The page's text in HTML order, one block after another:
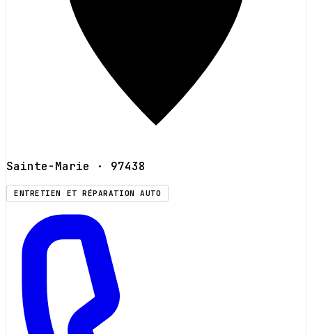
Sainte-Marie · 97438
ENTRETIEN ET RÉPARATION AUTO